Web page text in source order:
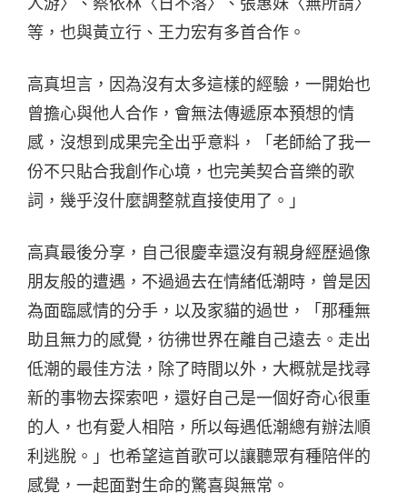
等，也與黃立行、王力宏有多首合作。
高真坦言，因為沒有太多這樣的經驗，一開始也
曾擔心與他人合作，會無法傳遞原本預想的情
感，沒想到成果完全出乎意料，「老師給了我一
份不只貼合我創作心境，也完美契合音樂的歌
詞，幾乎沒什麼調整就直接使用了。」
高真最後分享，自己很慶幸還沒有親身經歷過像
朋友般的遭遇，不過過去在情緒低潮時，曾是因
為面臨感情的分手，以及家貓的過世，「那種無
助且無力的感覺，彷彿世界在離自己遠去。走出
低潮的最佳方法，除了時間以外，大概就是找尋
新的事物去探索吧，還好自己是一個好奇心很重
的人，也有愛人相陪，所以每遇低潮總有辦法順
利逃脫。」也希望這首歌可以讓聽眾有種陪伴的
感覺，一起面對生命的驚喜與無常。